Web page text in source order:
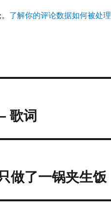
了解你的评论数据如何被处理
歌词
做了一锅夹生饭